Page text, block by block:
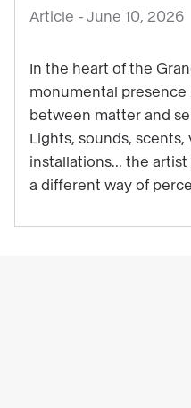
for
thrills:
Laure
exhibition
Article - June 10, 2026
In the heart of the
monumental
between matter and
Lights, sounds,
installations... the
a different way of